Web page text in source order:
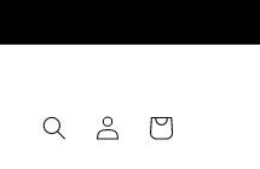
ConnexionPanier